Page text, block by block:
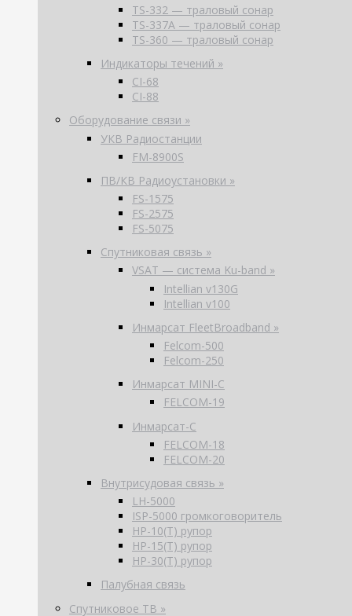
TS-332 — траловый сонар
TS-337A — траловый сонар
TS-360 — траловый сонар
Индикаторы течений »
CI-68
CI-88
Оборудование связи »
УКВ Радиостанции
FM-8900S
ПВ/КВ Радиоустановки »
FS-1575
FS-2575
FS-5075
Спутниковая связь »
VSAT — система Ku-band »
Intellian v130G
Intellian v100
Инмарсат FleetBroadband »
Felcom-500
Felcom-250
Инмарсат MINI-C
FELCOM-19
Инмарсат-С
FELCOM-18
FELCOM-20
Внутрисудовая связь »
LH-5000
ISP-5000 громкоговоритель
HP-10(T) рупор
HP-15(T) рупор
HP-30(T) рупор
Палубная связь
Спутниковое ТВ »